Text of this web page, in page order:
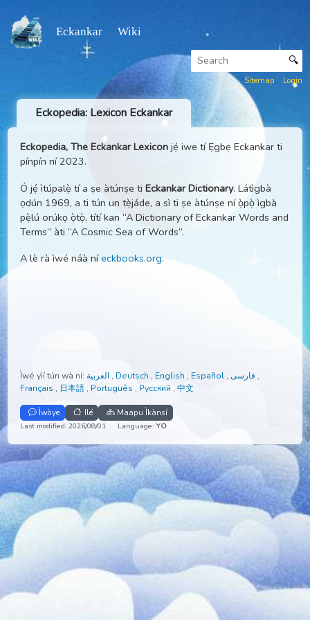
Eckankar Wiki
Sitemap
Eckopedia: Lexicon Eckankar
Eckopedia, The Eckankar Lexicon
jẹ́ iwe tí Ẹgbẹ Eckankar
pínpín ní 2023.
Ó jẹ́ ìtúpalẹ̀ tí a ṣe àtúnṣe ti Eckankar Dictionary. Látìgbà
ọdún 1969, a ti tún un tẹ̀jáde, a sì ti ṣe àtúnṣe ní ọ̀pọ̀ ìgbà
Terms” àti “A Cosmic Sea of Words”.
Ìwé yìí tún wà ní: العربية,Deutsch,English
Français,日本語,Português, Русский
Ìwòye Ilé Maapu Ìkànsí
Last modified: 2026/08/01 Language:YO